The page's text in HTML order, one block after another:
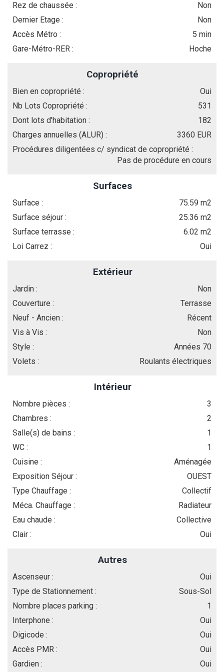
Rez de chaussée :
Non
Dernier Etage :
Non
Accès Métro :
5 min
Gare-Métro-RER :
Hoche
Copropriété
Bien en copropriété :
Oui
Nb Lots Copropriété :
531
Dont lots d'habitation :
182
Charges annuelles (ALUR) :
3360 EUR
Procédures diligentées c/ syndicat de copropriété :
Pas de procédure en cours
Surfaces
Surface :
75.59 m2
Surface séjour :
25.36 m2
Surface terrasse :
6.02 m2
Loi Carrez :
Oui
Extérieur
Jardin :
Non
Couverture :
Terrasse
Neuf - Ancien :
Récent
Vis à Vis :
Non
Style :
Années 70
Volets :
Roulants électriques
Intérieur
Nombre pièces :
3
Chambres :
2
Salle(s) de bains :
1
WC :
1
Cuisine :
Aménagée
Exposition Séjour :
OUEST
Type Chauffage :
Collectif
Méca. Chauffage :
Radiateur
Eau chaude :
Collective
Clair :
Oui
Autres
Ascenseur :
Oui
Type de Stationnement :
Sous-Sol
Nombre places parking :
1
Interphone :
Oui
Digicode :
Oui
Accès PMR :
Oui
Gardien :
Oui